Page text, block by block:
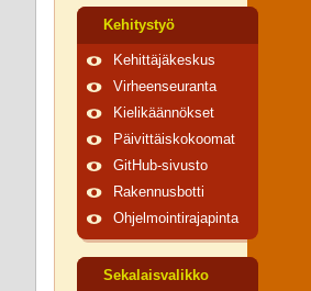
Kehitystyö
Kehittäjäkeskus
Virheenseuranta
Kielikäännökset
Päivittäiskokoomat
GitHub-sivusto
Rakennusbotti
Ohjelmointirajapinta
Sekalaisvalikko